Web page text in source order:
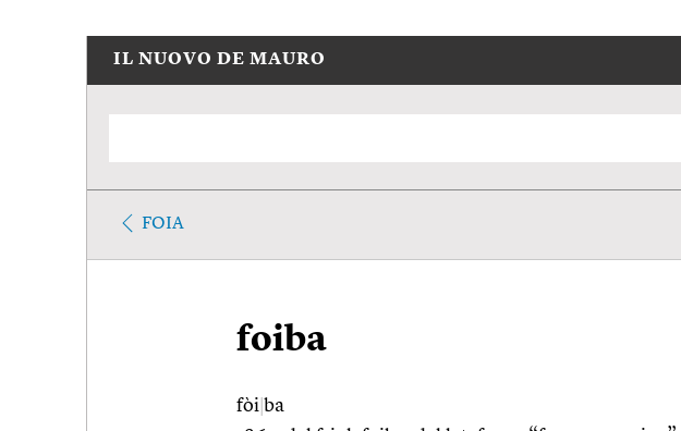
IL NUOVO DE MAURO
FOIA
foiba
fòi ba